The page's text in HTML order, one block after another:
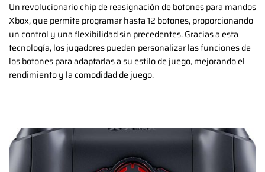
Un revolucionario chip de reasignación de botones para mandos
Xbox, que permite programar hasta 12 botones, proporcionando
un control y una flexibilidad sin precedentes. Gracias a esta
tecnología, los jugadores pueden personalizar las funciones de
los botones para adaptarlas a su estilo de juego, mejorando el
rendimiento y la comodidad de juego.